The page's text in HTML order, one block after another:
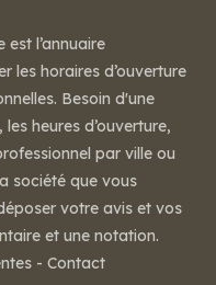
l’annuaire
les horaires d’ouverture
Besoin d'une
heures d’ouverture,
par ville ou
société que vous
votre avis et vos
et une notation.
- Contact